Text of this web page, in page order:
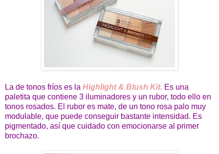
La de tonos fríos es la Highlight & Blush Kit. Es una
paletita que contiene 3 iluminadores y un rubor, todo ello en
tonos rosados. El rubor es mate, de un tono rosa palo muy
modulable, que puede conseguir bastante intensidad. Es
pigmentado, así que cuidado con emocionarse al primer
brochazo.